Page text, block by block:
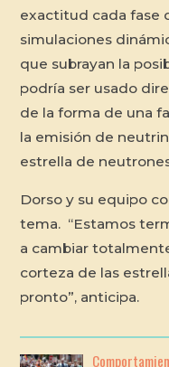
exactitud cada fase
simulaciones
que subrayan la
podría ser usado
de la forma de una
la emisión de
estrella de
Dorso y su equipo
tema. “Estamos
a cambiar
corteza de las
pronto”, anticipa.